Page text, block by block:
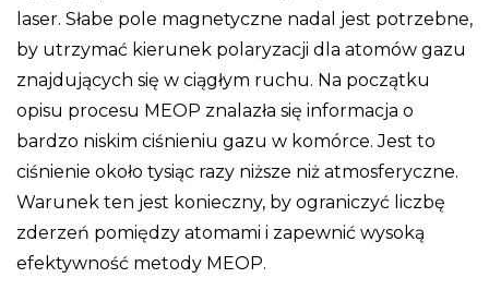
laser. Słabe pole magnetyczne nadal jest potrzebne,
by utrzymać kierunek polaryzacji dla atomów gazu
znajdujących się w ciągłym ruchu. Na początku
opisu procesu MEOP znalazła się informacja o
bardzo niskim ciśnieniu gazu w komórce. Jest to
ciśnienie około tysiąc razy niższe niż atmosferyczne.
Warunek ten jest konieczny, by ograniczyć liczbę
zderzeń pomiędzy atomami i zapewnić wysoką
efektywność metody MEOP.